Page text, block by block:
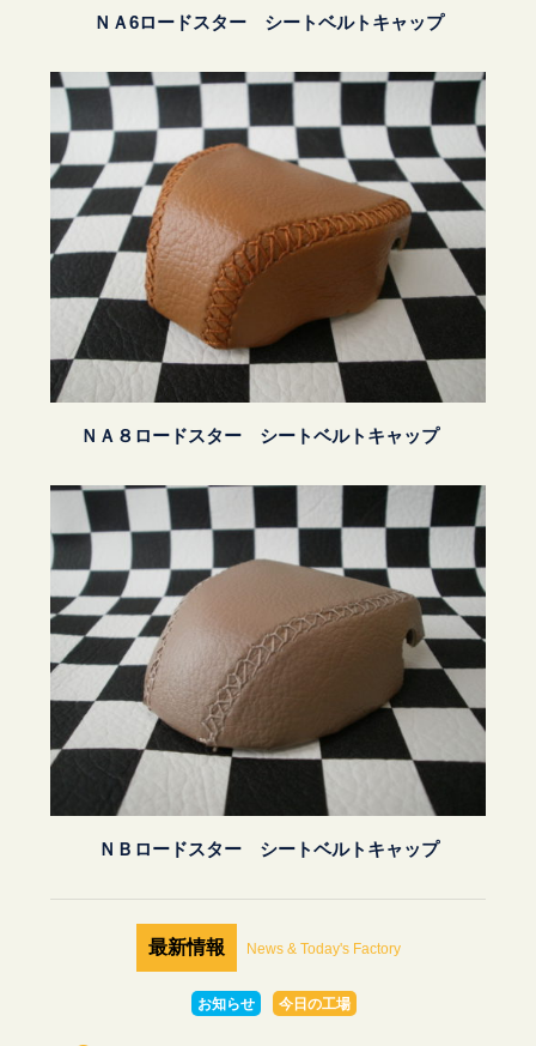
ＮＡ6ロードスター シートベルトキャップ
ＮＡ８ロードスター シートベルトキャップ
ＮＢロードスター シートベルトキャップ
最新情報 News & Today's Factory
お知らせ 今日の工場